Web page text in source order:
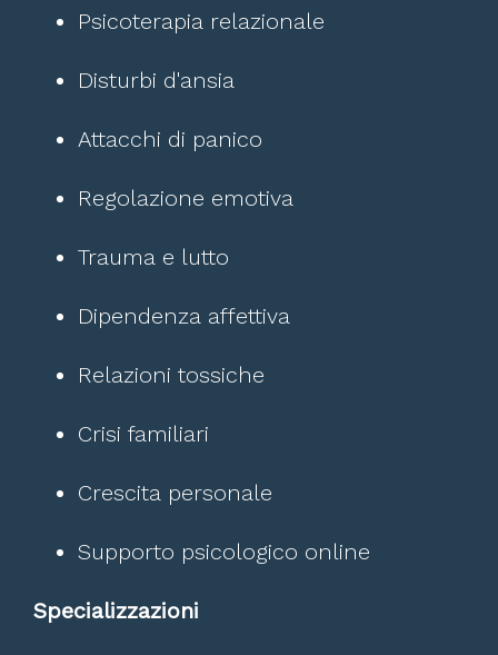
Psicoterapia relazionale
Disturbi d'ansia
Attacchi di panico
Regolazione emotiva
Trauma e lutto
Dipendenza affettiva
Relazioni tossiche
Crisi familiari
Crescita personale
Supporto psicologico online
Specializzazioni